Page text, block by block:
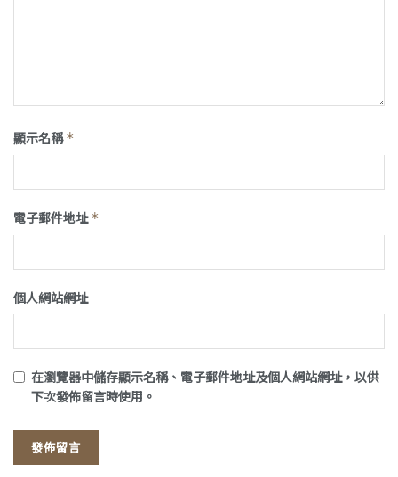
顯示名稱*
電子郵件地址*
個人網站網址
在瀏覽器中儲存顯示名稱、電子郵件地址及個人網站網址，以供
下次發佈留言時使用。